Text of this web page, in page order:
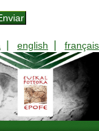
english français